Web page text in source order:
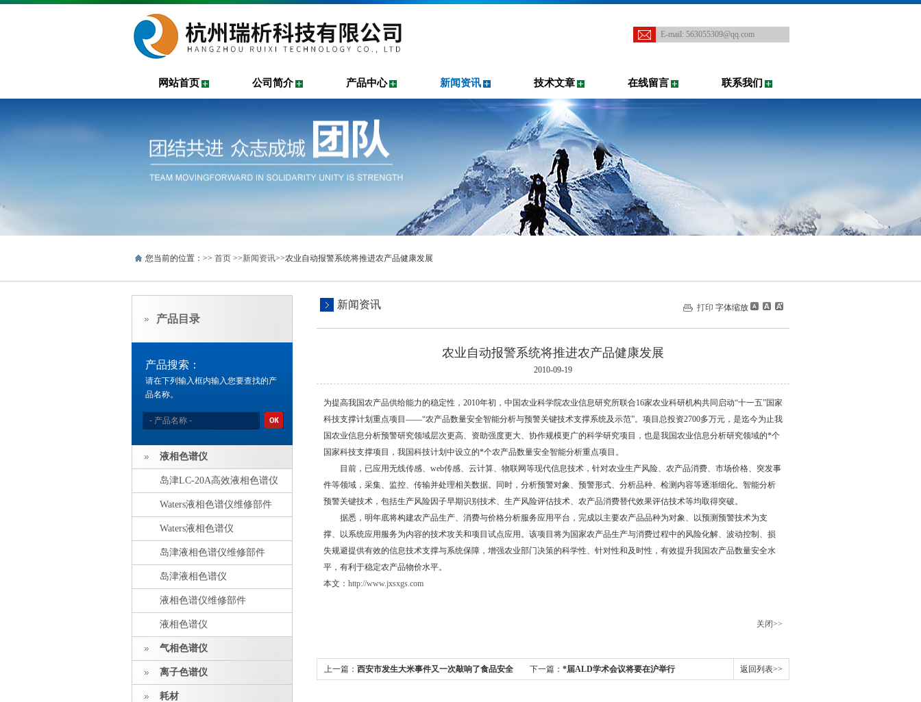
E-mail: 563055309@qq.com
网站首页 公司简介 产品中心 新闻资讯 技术文章 在线留言 联系我们
您当前的位置：>> 首页 >>新闻资讯>>农业自动报警系统将推进农产品健康发展
产品目录
产品搜索：
请在下列输入框内输入您要查找的产
品名称。
液相色谱仪
岛津LC-20A高效液相色谱仪
Waters液相色谱仪维修部件
Waters液相色谱仪
岛津液相色谱仪维修部件
岛津液相色谱仪
液相色谱仪维修部件
液相色谱仪
气相色谱仪
离子色谱仪
耗材
新闻资讯 打印 字体缩放
农业自动报警系统将推进农产品健康发展
2010-09-19
为提高我国农产品供给能力的稳定性，2010年初，中国农业科学院农业信息研究所联合16家农业科研机构共同启动“十一五”国家
科技支撑计划重点项目——“农产品数量安全智能分析与预警关键技术支撑系统及示范”。项目总投资2700多万元，是迄今为止我
国农业信息分析预警研究领域层次更高、资助强度更大、协作规模更广的科学研究项目，也是我国农业信息分析研究领域的*个
国家科技支撑项目，我国科技计划中设立的*个农产品数量安全智能分析重点项目。
目前，已应用无线传感、web传感、云计算、物联网等现代信息技术，针对农业生产风险、农产品消费、市场价格、突发事
件等领域，采集、监控、传输并处理相关数据。同时，分析预警对象、预警形式、分析品种、检测内容等逐渐细化。智能分析
预警关键技术，包括生产风险因子早期识别技术、生产风险评估技术、农产品消费替代效果评估技术等均取得突破。
据悉，明年底将构建农产品生产、消费与价格分析服务应用平台，完成以主要农产品品种为对象、以预测预警技术为支
撑、以系统应用服务为内容的技术攻关和项目试点应用。该项目将为国家农产品生产与消费过程中的风险化解、波动控制、损
失规避提供有效的信息技术支撑与系统保障，增强农业部门决策的科学性、针对性和及时性，有效提升我国农产品数量安全水
平，有利于稳定农产品物价水平。
本文： http://www.jxsxgs.com
关闭>>
上一篇： 西安市发生大米事件又一次敲响了食品安全 下一篇： *届ALD学术会议将要在沪举行 返回列表>>